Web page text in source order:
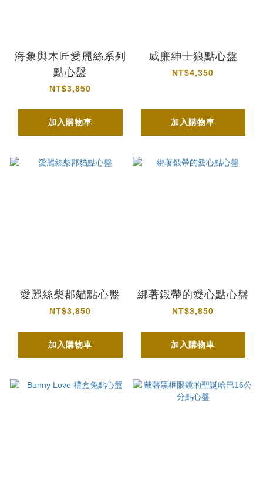
海象與木匠愛麗絲系列
點心盤
NT$3,850
加入購物車
威廉紳士狼點心盤
NT$4,350
加入購物車
愛麗絲柴郡貓點心盤
NT$3,850
加入購物車
綁著鍛帶的愛心點心盤
NT$3,850
加入購物車